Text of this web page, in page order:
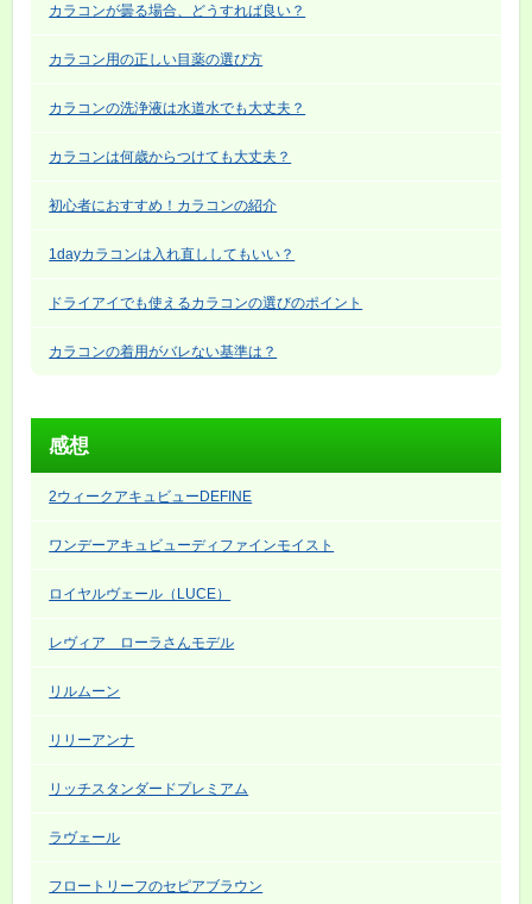
カラコンが曇る場合、どうすれば良い？
カラコン用の正しい目薬の選び方
カラコンの洗浄液は水道水でも大丈夫？
カラコンは何歳からつけても大丈夫？
初心者におすすめ！カラコンの紹介
1dayカラコンは入れ直ししてもいい？
ドライアイでも使えるカラコンの選びのポイント
カラコンの着用がバレない基準は？
感想
2ウィークアキュビューDEFINE
ワンデーアキュビューディファインモイスト
ロイヤルヴェール（LUCE）
レヴィア ローラさんモデル
リルムーン
リリーアンナ
リッチスタンダードプレミアム
ラヴェール
フロートリーフのセピアブラウン